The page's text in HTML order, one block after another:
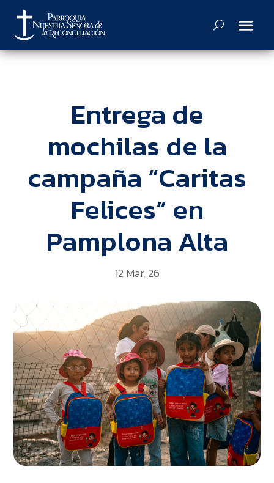
Entrega de
mochilas de la
campaña “Caritas
Felices” en
Pamplona Alta
12 Mar, 26